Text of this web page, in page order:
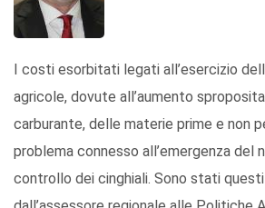
I costi esorbitati legati all’esercizio
agricole, dovute all’aumento
carburante, delle materie prime e non
problema connesso all’emergenza del
controllo dei cinghiali. Sono stati